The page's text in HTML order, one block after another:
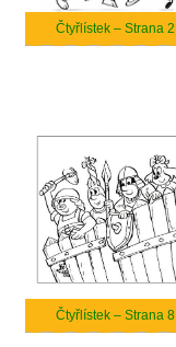
Čtyřlístek – Strana 2
Čtyřlístek – Strana 8